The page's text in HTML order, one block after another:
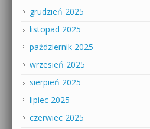
grudzień 2025
listopad 2025
październik 2025
wrzesień 2025
sierpień 2025
lipiec 2025
czerwiec 2025